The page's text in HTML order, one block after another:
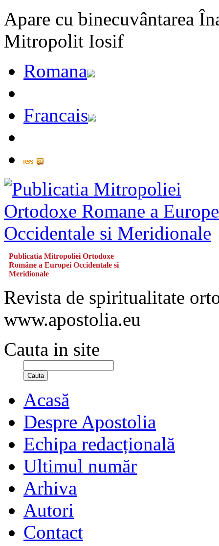
Apare cu binecuvântarea
Mitropolit Iosif
Romana
Francais
Publicatia Mitropoliei Ortodoxe
Române a Europei Occidentale si
Meridionale
Revista de spiritualitate
www.apostolia.eu
Cauta in site
Cauta
Acasă
Despre Apostolia
Echipa redacțională
Ultimul număr
Arhiva
Autori
Contact